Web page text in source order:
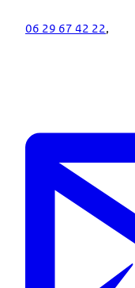
06 29 67 42 22,